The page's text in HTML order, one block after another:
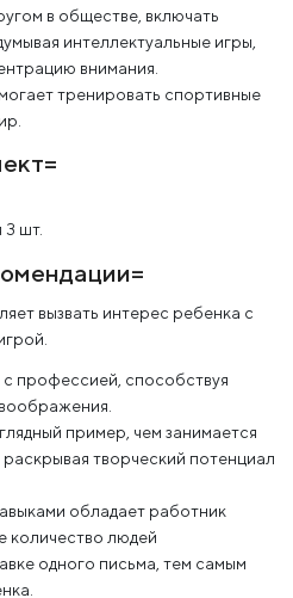
в обществе, включать
интеллектуальные игры,
внимания.
тренировать спортивные
3 шт.
вызвать интерес ребенка с
профессией, способствуя
пример, чем занимается
творческий потенциал
обладает работник
количество людей
одного письма, тем самым